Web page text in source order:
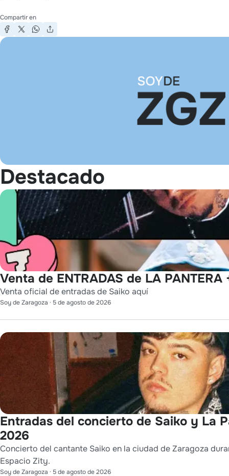
Compartir en
Destacado
Venta de ENTRADAS de LA
Venta oficial de entradas de Saiko aquí
Soy de Zaragoza · 5 de agosto de 2026
Entradas del concierto de Saiko y La
2026
Concierto del cantante Saiko en la ciudad de Zaragoza
Espacio Zity.
Soy de Zaragoza · 5 de agosto de 2026